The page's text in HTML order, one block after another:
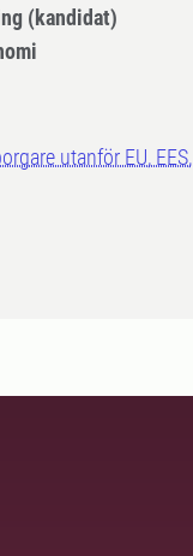
(kandidat)
utanför EU, EES,